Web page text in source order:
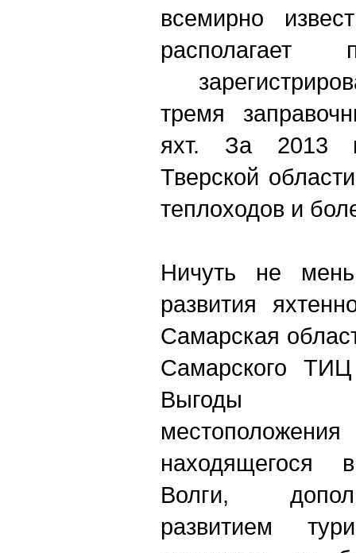
всемирно
располагает
тремя
яхт. За 2013
Тверской
теплоходов и
Ничуть не
развития
Самарская
Самарского
Выгоды
находящегося
Волги,
развитием